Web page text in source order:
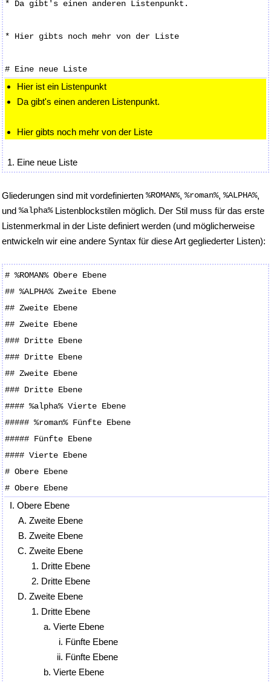
* Da gibt's einen anderen Listenpunkt.
* Hier gibts noch mehr von der Liste
# Eine neue Liste
Hier ist ein Listenpunkt
Da gibt's einen anderen Listenpunkt.
Hier gibts noch mehr von der Liste
Eine neue Liste
Gliederungen sind mit vordefinierten %ROMAN%, %roman%, %ALPHA%,
und %alpha%Listenblockstilen möglich. Der Stil muss für das erste
Listenmerkmal in der Liste definiert werden (und möglicherweise
entwickeln wir eine andere Syntax für diese Art gegliederter Listen):
# %ROMAN% Obere Ebene
## %ALPHA% Zweite Ebene
## Zweite Ebene
## Zweite Ebene
### Dritte Ebene
### Dritte Ebene
## Zweite Ebene
### Dritte Ebene
#### %alpha% Vierte Ebene
##### %roman% Fünfte Ebene
##### Fünfte Ebene
#### Vierte Ebene
# Obere Ebene
# Obere Ebene
Obere Ebene
Zweite Ebene
Zweite Ebene
Zweite Ebene
Dritte Ebene
Dritte Ebene
Zweite Ebene
Dritte Ebene
Vierte Ebene
Fünfte Ebene
Fünfte Ebene
Vierte Ebene